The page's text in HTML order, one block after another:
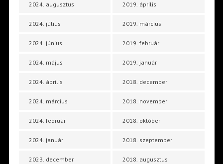
2024. augusztus
2024. július
2024. június
2024. május
2024. április
2024. március
2024. február
2024. január
2023. december
2019. április
2019. március
2019. február
2019. január
2018. december
2018. november
2018. október
2018. szeptember
2018. augusztus